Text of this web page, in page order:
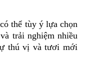
thể tùy ý lựa chọn
trải nghiệm nhiều
thú vị và tươi mới